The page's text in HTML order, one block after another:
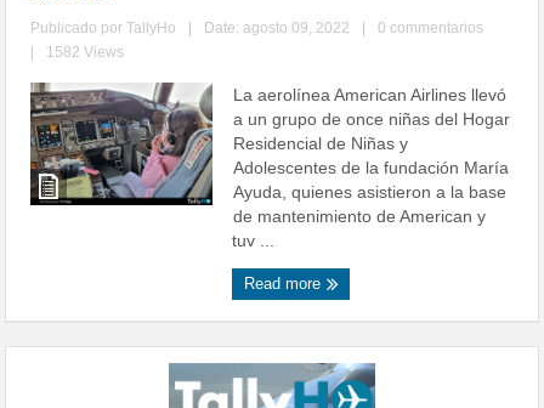
Publicado porTallyHo Date: agosto 09, 2022
0 commentarios
1582 Views
La aerolínea American Airlines llevó
a un grupo de once niñas del Hogar
Residencial de Niñas y
Adolescentes de la fundación María
Ayuda, quienes asistieron a la base
de mantenimiento de American y
tuv ...
Read more